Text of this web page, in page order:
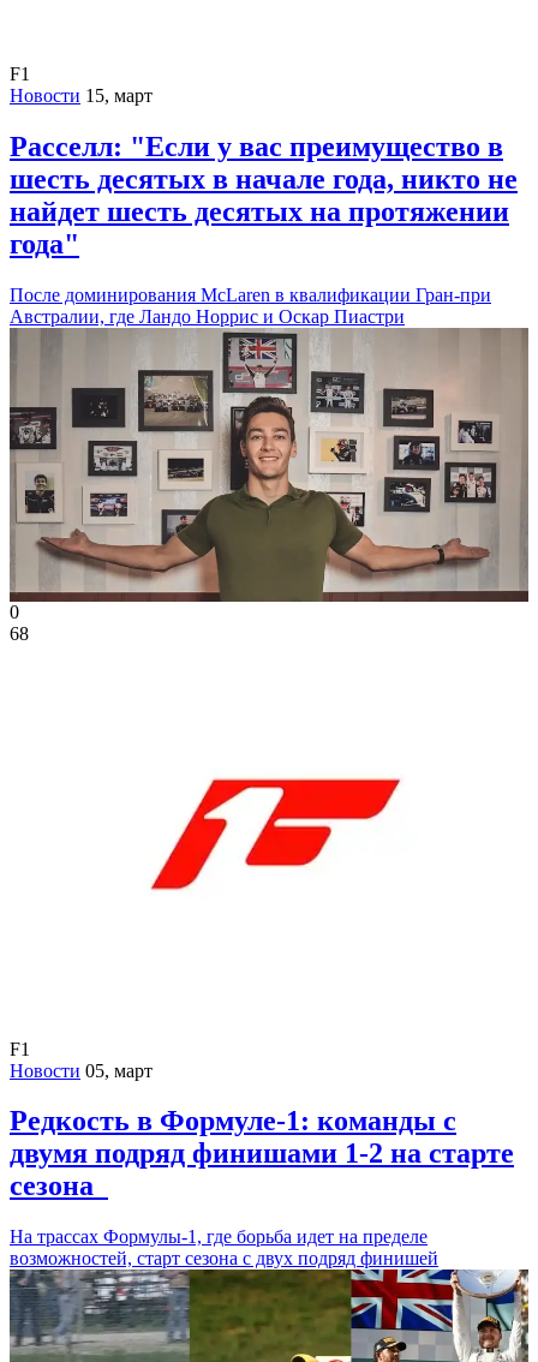
F1
Новости 15, март
Расселл: "Если у вас преимущество в
шесть десятых в начале года, никто не
найдет шесть десятых на протяжении
года"
После доминирования McLaren в квалификации Гран-при
Австралии, где Ландо Норрис и Оскар Пиастри
0
68
F1
Новости 05, март
Редкость в Формуле-1: команды с
двумя подряд финишами 1-2 на старте
сезона
На трассах Формулы-1, где борьба идет на пределе
возможностей, старт сезона с двух подряд финишей